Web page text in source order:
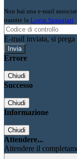
Non hai una e-mail
tramite la Login Spaggiari
E-mail inviata, si
Errore
Chiudi
Successo
Chiudi
Informazione
Chiudi
Attendere...
Attendere il